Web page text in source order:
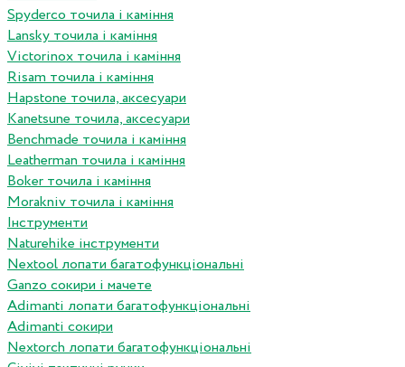
Spyderco точила і каміння
Lansky точила і каміння
Victorinox точила і каміння
Risam точила і каміння
Hapstone точила, аксесуари
Kanetsune точила, аксесуари
Benchmade точила і каміння
Leatherman точила і каміння
Boker точила і каміння
Morakniv точила і каміння
Інструменти
Naturehike інструменти
Nextool лопати багатофункціональні
Ganzo сокири і мачете
Adimanti лопати багатофункціональні
Adimanti сокири
Nextorch лопати багатофункціональні